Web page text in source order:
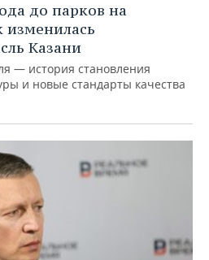
до парков на
изменилась
Казани
— история становления
и новые стандарты качества